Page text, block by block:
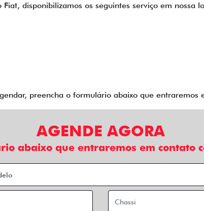
disponibilizamos os seguintes serviço em nossa
preencha o formulário abaixo que entraremos
AGENDE AGORA
abaixo que entraremos em contato